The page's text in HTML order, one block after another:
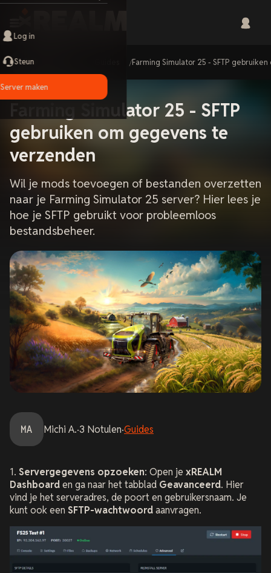
Log in
Steun
Server maken
Farming Simulator 25 - SFTP
Farming Simulator 25 - SFTP
gebruiken om gegevens te
verzenden
Wil je mods toevoegen of bestanden overzetten
naar je Farming Simulator 25 server? Hier lees je
hoe je SFTP gebruikt voor probleemloos
bestandsbeheer.
MA Michi A.·3 Notulen·Guides
1. Servergegevens opzoeken: Open je xREALM
Dashboarden ga naar het tabblad Geavanceerd. Hier
vind je het serveradres, de poort en gebruikersnaam. Je
kunt ook een SFTP-wachtwoordaanvragen.